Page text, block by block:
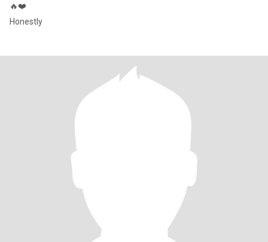
🔥❤️
Honestly